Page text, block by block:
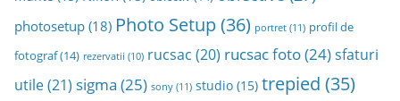
photosetup (18) Photo Setup(36) portret (11) profil de
fotograf(14) rezervatii (10) rucsac (20) rucsac foto(24)sfaturi
utile(21) sigma (25) sony (11) studio (15) trepied (35)